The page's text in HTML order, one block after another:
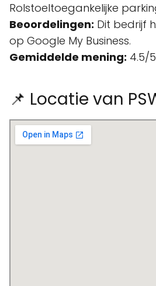
Rolstoeltoegankelijke
Beoordelingen: Dit bedrijf
op Google My Business.
Gemiddelde mening: 4.5/
📌 Locatie van